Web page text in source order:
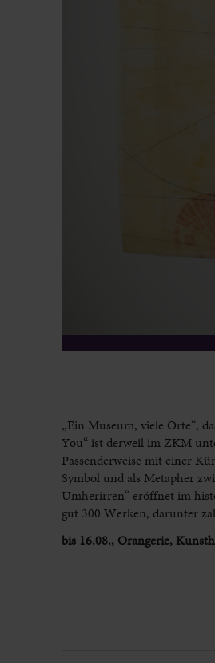
„Ein Museum, viele Orte“,
You“ ist derweil im ZKM
Passenderweise mit einer
Symbol und als Metapher
Umherirren“ eröffnet im
gut 300 Werken, darunter
bis 16.08., Orangerie,